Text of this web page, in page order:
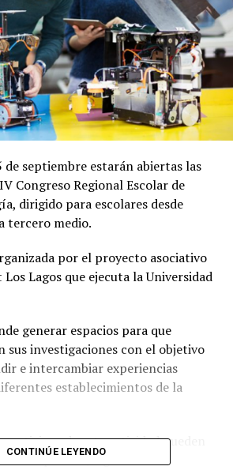
de septiembre estarán abiertas las
Congreso Regional Escolar de
dirigido para escolares desde
tercero medio.
por el proyecto asociativo
Lagos que ejecuta la Universidad
generar espacios para que
sus investigaciones con el objetivo
e intercambiar experiencias
establecimientos de la
participar de esta actividad pueden
lagos.-
CONTINÚE LEYENDO